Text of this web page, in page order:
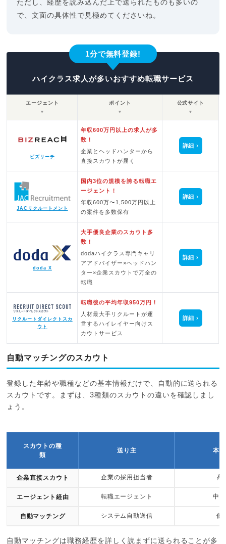
ただし、経歴を読み込んだ上で送られたものも多いの
で、文面の具体性で見極めてくださいね。
1分で無料登録!
ハイクラス求人が多いおすすめ転職サービス
エージェント
▼
ポイント
▼
公式サイト
▼
ビズリーチ
年収600万円以上の求人が多
数！
企業とヘッドハンターから
直接スカウトが届く
詳細
JACリクルートメント
国内3位の規模を誇る転職エ
ージェント！
年収600万〜1,500万円以上
の案件を多数保有
詳細
doda X
大手優良企業のスカウト多
数！
dodaハイクラス専門キャリ
アアドバイザー×ヘッドハン
ター×企業スカウトで万全の
転職
詳細
リクルートダイレクトスカ
ウト
転職後の平均年収950万円！
人材最大手リクルートが運
営するハイレイヤー向けス
カウトサービス
詳細
自動マッチングのスカウト
登録した年齢や職種などの基本情報だけで、自動的に送られる
スカウトです。まずは、3種類のスカウトの違いを確認しまし
ょう。
スカウトの種
類
送り主 本
企業直接スカウト 企業の採用担当者 高
エージェント経由 転職エージェント 中
自動マッチング システム自動送信 低
自動マッチングは職務経歴を詳しく読まずに送られることが多